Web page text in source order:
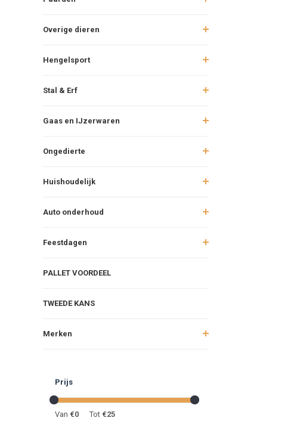
Overige dieren
Hengelsport
Stal & Erf
Gaas en IJzerwaren
Ongedierte
Huishoudelijk
Auto onderhoud
Feestdagen
PALLET VOORDEEL
TWEEDE KANS
Merken
Prijs
Van €0 Tot €25